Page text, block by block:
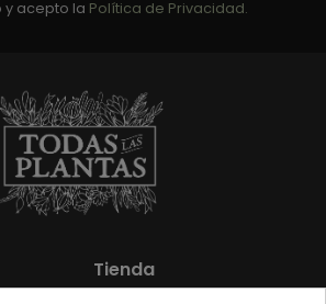
y acepto la Política de Privacidad.
Tienda